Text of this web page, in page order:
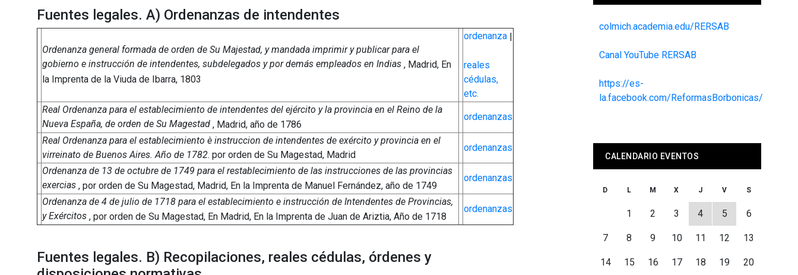
Fuentes legales. A) Ordenanzas de intendentes
Ordenanza general formada de orden de Su Majestad, y mandada imprimir y publicar para el
gobierno e instrucción de intendentes, subdelegados y por demás empleados en Indias , Madrid, En
la Imprenta de la Viuda de Ibarra, 1803
ordenanza |
reales
cédulas,
etc.
Real Ordenanza para el establecimiento de intendentes del ejército y la provincia en el Reino de la
Nueva España, de orden de Su Magestad , Madrid, año de 1786
ordenanzas
Real Ordenanza para el establecimiento è instruccion de intendentes de exército y provincia en el
virreinato de Buenos Aires. Año de 1782. por orden de Su Magestad, Madrid
ordenanzas
Ordenanza de 13 de octubre de 1749 para el restablecimiento de las instrucciones de las provincias
exercias , por orden de Su Magestad, Madrid, En la Imprenta de Manuel Fernández, año de 1749
ordenanzas
Ordenanza de 4 de julio de 1718 para el establecimiento e instrucción de Intendentes de Provincias,
y Exércitos , por orden de Su Magestad, En Madrid, En la Imprenta de Juan de Ariztia, Año de 1718
ordenanzas
Fuentes legales. B) Recopilaciones, reales cédulas, órdenes y
colmich.academia.edu/RERSAB
Canal YouTube RERSAB
https://es-
la.facebook.com/ReformasBorbonicas/
CALENDARIO EVENTOS
D L M X J V S
1 2 3 4 5 6
7 8 9 10 11 12 13
14 15 16 17 18 19 20